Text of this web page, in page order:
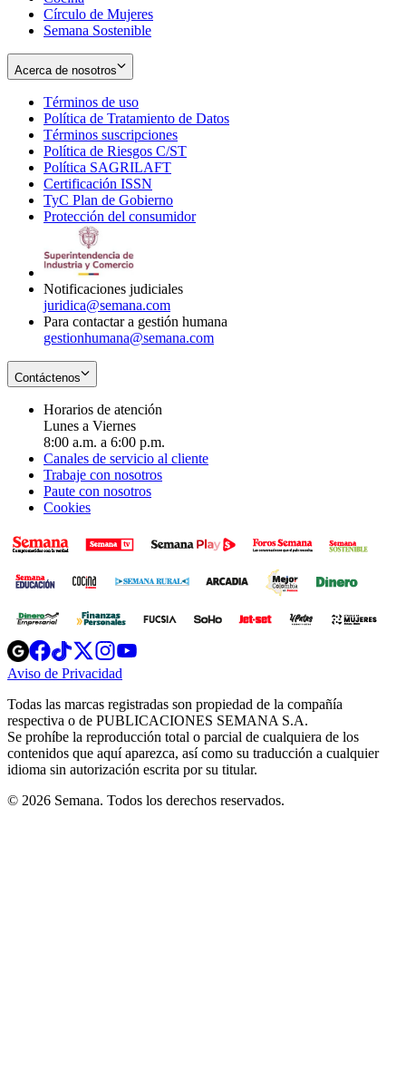
Círculo de Mujeres
Semana Sostenible
Acerca de nosotros
Términos de uso
in
new
window
Política de Tratamiento de Datos
Términos suscripciones
in
Política de Riesgos C/ST
Política SAGRILAFT
new
window
Certificación ISSN
in
new
TyC Plan de Gobierno
in
Protección del consumidorOpens
Notificaciones judiciales
juridica@semana.com
Para contactar a gestión humana
gestionhumana@semana.com
Contáctenos
Horarios de atención
Lunes a Viernes
8:00 a.m. a 6:00 p.m.
Canales de servicio al cliente
Trabaje con nosotros
Paute con nosotros
Cookies
Opens
in
new
Opens
in
new
Opens
in
new
window
Opens
new
windowwindow
Aviso de Privacidad
new
window
Todas las marcas registradas son propiedad de la compañía
respectiva o de PUBLICACIONES SEMANA S.A.
Se prohíbe la reproducción total o parcial de cualquiera de los
contenidos que aquí aparezca, así como su traducción a cualquier
idioma sin autorización escrita por su titular.
© 2026 Semana. Todos los derechos reservados.